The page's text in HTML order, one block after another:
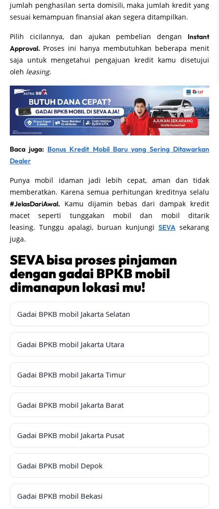
jumlah penghasilan serta domisili, maka jumlah kredit yang
sesuai kemampuan finansial akan segera ditampilkan.
Pilih cicilannya, dan ajukan pembelian dengan Instant
Approval. Proses ini hanya membutuhkan beberapa menit
saja untuk mengetahui pengajuan kredit kamu disetujui
oleh leasing.
Baca juga: Bonus Kredit Mobil Baru yang Sering Ditawarkan
Dealer
Punya mobil idaman jadi lebih cepat, aman dan tidak
memberatkan. Karena semua perhitungan kreditnya selalu
#JelasDariAwal. Kamu dijamin bebas dari dampak kredit
macet seperti tunggakan mobil dan mobil ditarik
leasing. Tunggu apalagi, buruan kunjungi SEVA sekarang
juga.
SEVA bisa proses pinjaman
dengan gadai BPKB mobil
dimanapun lokasi mu!
Gadai BPKB mobil Jakarta Selatan
Gadai BPKB mobil Jakarta Utara
Gadai BPKB mobil Jakarta Timur
Gadai BPKB mobil Jakarta Barat
Gadai BPKB mobil Jakarta Pusat
Gadai BPKB mobil Depok
Gadai BPKB mobil Bekasi